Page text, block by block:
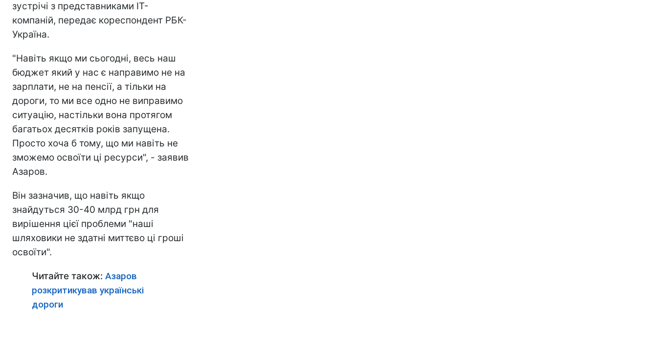
зустрічі з представниками IT-
компаній, передає кореспондент РБК-
Україна.
"Навіть якщо ми сьогодні, весь наш
бюджет який у нас є направимо не на
зарплати, не на пенсії, а тільки на
дороги, то ми все одно не виправимо
ситуацію, настільки вона протягом
багатьох десятків років запущена.
Просто хоча б тому, що ми навіть не
зможемо освоїти ці ресурси", - заявив
Азаров.
Він зазначив, що навіть якщо
знайдуться 30-40 млрд грн для
вирішення цієї проблеми "наші
шляховики не здатні миттєво ці гроші
освоїти".
Читайте також: Азаров
розкритикував українські
дороги